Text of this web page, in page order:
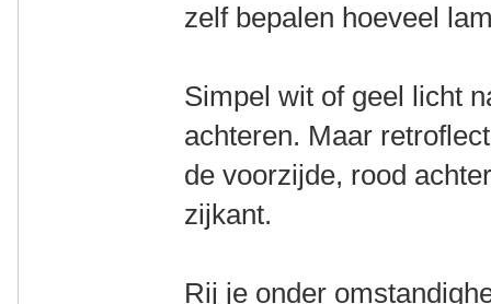
zelf bepalen hoeveel
Simpel wit of geel licht
achteren. Maar
de voorzijde, rood
zijkant.
Rij je onder